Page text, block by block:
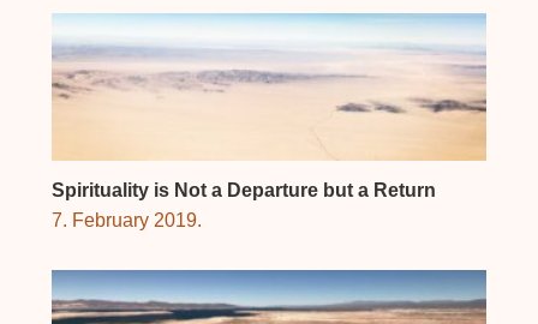
Spirituality is Not a Departure but a Return
7. February 2019.